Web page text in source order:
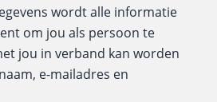
wordt alle informatie
om jou als persoon te
jou in verband kan worden
e-mailadres en